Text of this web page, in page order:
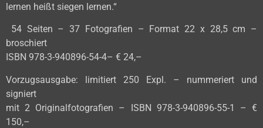
lernen heißt siegen lernen.“
54 Seiten – 37 Fotografien – Format 22 x 28,5 cm –
broschiert
ISBN 978-3-940896-54-4– € 24,–
Vorzugsausgabe: limitiert 250 Expl. – nummeriert und
signiert
mit 2 Originalfotografien – ISBN 978-3-940896-55-1 – €
150,–